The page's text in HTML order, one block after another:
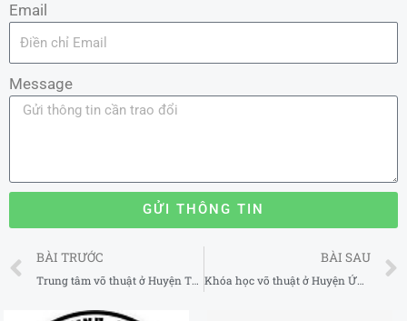
Email
Message
GỬI THÔNG TIN
Prev
BÀI TRƯỚC
Trung tâm võ thuật ở Huyện Thanh Oai Hà Nội
BÀI SAU
Khóa học võ thuật ở Huyện Ứng Hòa Hà Nội